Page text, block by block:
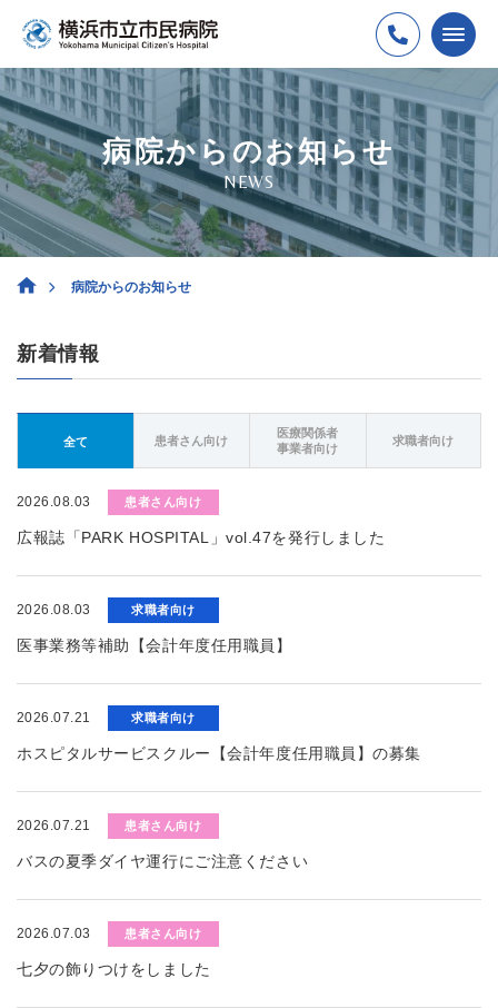
病院からのお知らせ
NEWS
病院からのお知らせ
新着情報
全て 患者さん向け
医療関係者
事業者向け
求職者向け
2026.08.03 患者さん向け
広報誌「PARK HOSPITAL」vol.47を発行しました
2026.08.03 求職者向け
医事業務等補助【会計年度任用職員】
2026.07.21 求職者向け
ホスピタルサービスクルー【会計年度任用職員】の募集
2026.07.21 患者さん向け
バスの夏季ダイヤ運行にご注意ください
2026.07.03 患者さん向け
七夕の飾りつけをしました